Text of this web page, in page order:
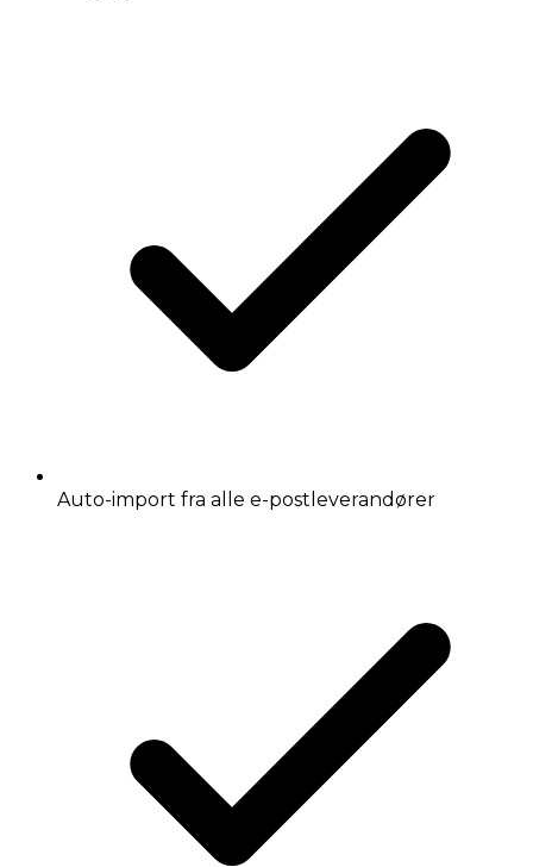
Auto-import fra alle e-postleverandører